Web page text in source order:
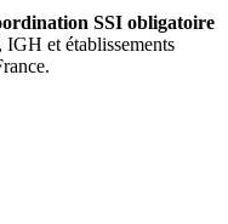
SSI obligatoire
IGH et établissements